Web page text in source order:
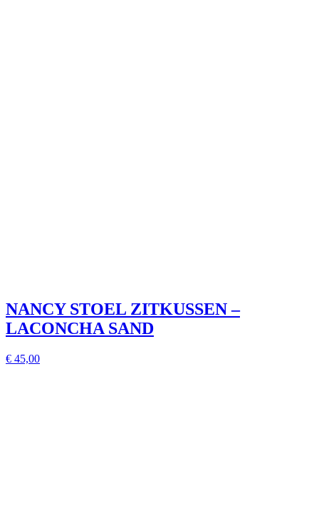
NANCY STOEL ZITKUSSEN –
LACONCHA SAND
€ 45,00